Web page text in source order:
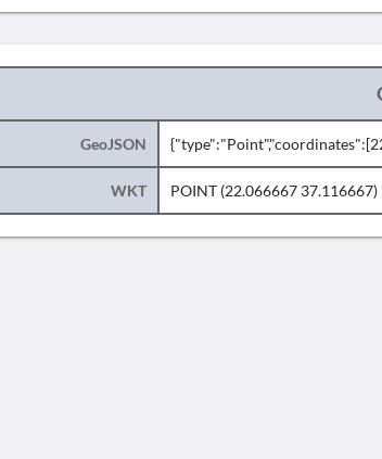
GeoJSON
WKT POINT (22.066667 37.116667)